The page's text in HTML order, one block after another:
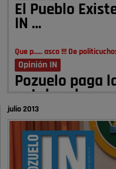
El Pueblo
IN …
Que p..... asco !!! De
Opinión IN
Pozuelo paga
autobombo:
Señora Alcaldesa Ud no ha
hace más de 60 años , …
Pozuelo de Alarcón
Quejas por el
julio 2013